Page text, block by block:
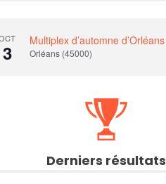
3
Multiplex d’automne d’Orléans
Orléans (45000)
Derniers résultats